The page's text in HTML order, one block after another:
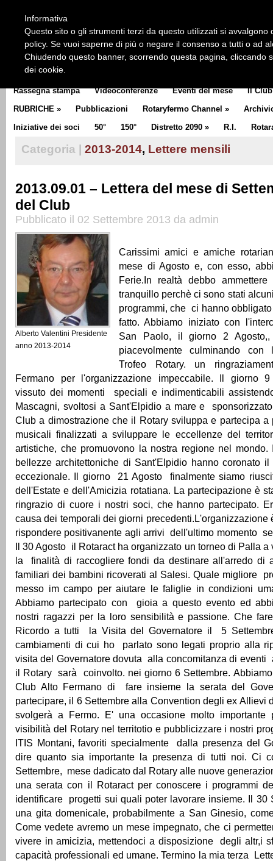
CLUB COMMUNICATOR
Rassegna stampa Videoconferenze Eventi del mese Il Club
RUBRICHE » Pubblicazioni Rotaryfermo Channel »
Iniziative dei soci
50° 150° Distretto 2090 » R.I.
Categoria | 2013-2014, Lettere mensili
2013.09.01 – Lettera del mese di
del Club
Pubblicato il 02 Settembre 2013 da admin
Alberto Valentini Presidente
anno 2013-2014
Carissimi amici e amiche
mese di Agosto e, con esso,
Ferie.In realtà debbo
tranquillo perchè ci sono stati
programmi, che ci hanno
fatto. Abbiamo iniziato con
San Paolo, il giorno 2
piacevolmente culminando
Trofeo Rotary. un
Fermano per l'organizzazione impeccabile. Il giorno
vissuto dei momenti speciali e indimenticabili
Mascagni, svoltosi a Sant'Elpidio a mare e
Club a dimostrazione che il Rotary sviluppa e partecipa a
musicali finalizzati a sviluppare le eccellenze del
artistiche, che promuovono la nostra regione nel
bellezze architettoniche di Sant'Elpidio hanno coronato
eccezionale. Il giorno 21 Agosto finalmente siamo
dell'Estate e dell'Amicizia rotatiana. La partecipazione è
ringrazio di cuore i nostri soci, che hanno partecipato.
causa dei temporali dei giorni precedenti.L'organizzazione
rispondere positivanente agli arrivi dell'ultimo momento
Il 30 Agosto il Rotaract ha organizzato un torneo di Palla
la finalità di raccogliere fondi da destinare all'arredo di
familiari dei bambini ricoverati al Salesi. Quale migliore
messo im campo per aiutare le faliglie in condizioni
Abbiamo partecipato con gioia a questo evento ed
nostri ragazzi per la loro sensibilità e passione. Che
Ricordo a tutti la Visita del Governatore il 5
cambiamenti di cui ho parlato sono legati proprio alla
visita del Governatore dovuta alla concomitanza di eventi
il Rotary sarà coinvolto. nei giorno 6 Settembre.
Club Alto Fermano di fare insieme la serata del
partecipare, il 6 Settembre alla Convention degli ex Allievi
svolgerà a Fermo. E' una occasione molto importante
visibilità del Rotary nel territotio e pubblicizzare i nostri
ITIS Montani, favoriti specialmente dalla presenza del
dire quanto sia importante la presenza di tutti noi. Ci
Settembre, mese dadicato dal Rotary alle nuove
una serata con il Rotaract per conoscere i programmi
identificare progetti sui quali poter lavorare insieme. Il 30
una gita domenicale, probabilmente a San Ginesio,
Come vedete avremo un mese impegnato, che ci
vivere in amicizia, mettendoci a disposizione degli altr,i
capacità professionali ed umane. Termino la mia terza
Informativa
Questo sito o gli strumenti terzi da questo utilizzati si
policy. Se vuoi saperne di più o negare il consenso a tutti o ad
Chiudendo questo banner, scorrendo questa pagina, cliccando
dei cookie.